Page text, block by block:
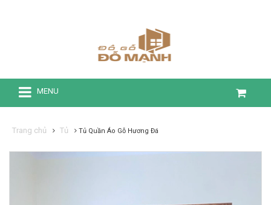
MENU
Trang chủ Tủ Tủ Quần Áo Gỗ Hương Đá